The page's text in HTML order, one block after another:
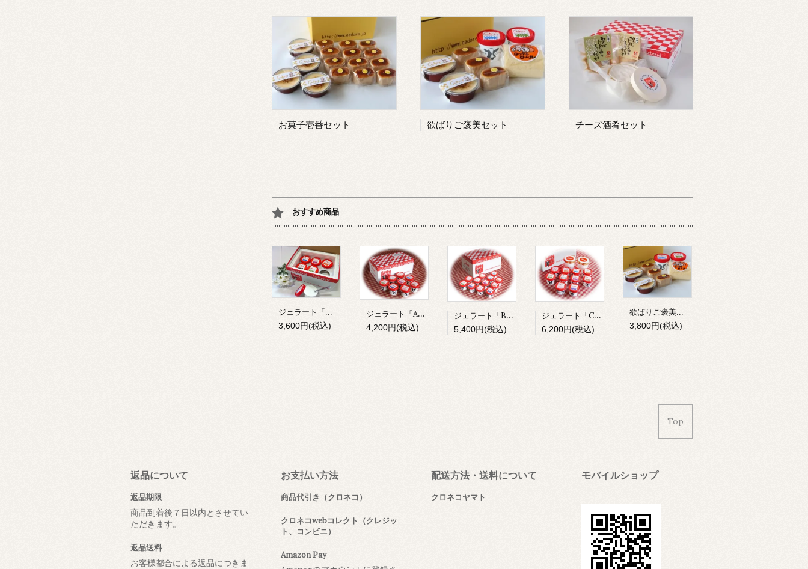
お菓子壱番セット 欲ばりご褒美セット チーズ酒肴セット
おすすめ商品
ジェラート「プチセット」
3,600円(税込)
ジェラート「Aセット」
4,200円(税込)
ジェラート「Bセット」
5,400円(税込)
ジェラート「Cセット」
6,200円(税込)
欲ばりご褒美セット
3,800円(税込)
Top
返品について
返品期限
商品到着後７日以内とさせてい
ただきます。
返品送料
お客様都合による返品につきま
お支払い方法
商品代引き（クロネコ）
クロネコwebコレクト（クレジッ
ト、コンビニ）
Amazon Pay
配送方法・送料について
クロネコヤマト
モバイルショップ